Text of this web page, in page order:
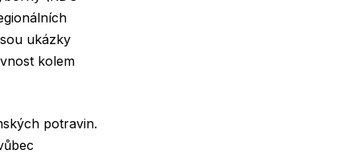
ukázky
kolem
potravin.